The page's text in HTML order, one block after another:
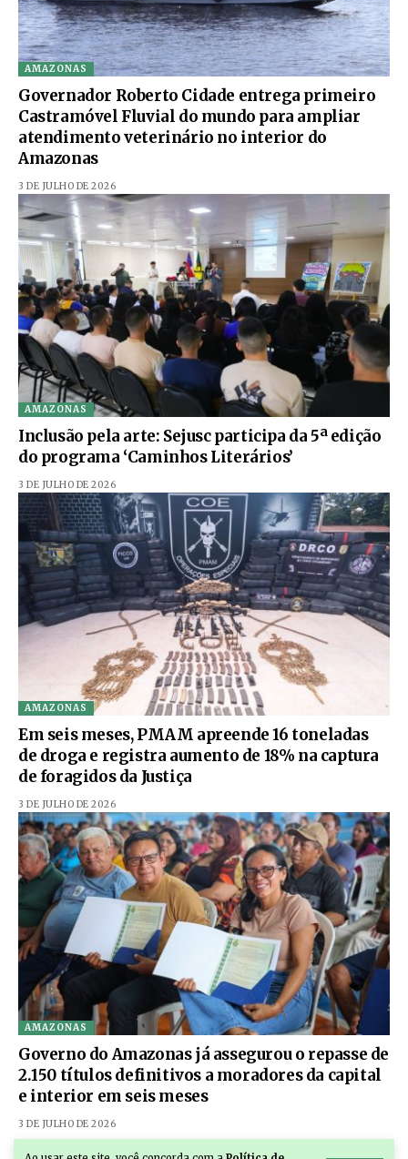
AMAZONAS
Governador Roberto Cidade entrega primeiro
Castramóvel Fluvial do mundo para ampliar
atendimento veterinário no interior do
Amazonas
3 DE JULHO DE 2026
AMAZONAS
Inclusão pela arte: Sejusc participa da 5ª edição
do programa ‘Caminhos Literários’
3 DE JULHO DE 2026
AMAZONAS
Em seis meses, PMAM apreende 16 toneladas
de droga e registra aumento de 18% na captura
de foragidos da Justiça
3 DE JULHO DE 2026
AMAZONAS
Governo do Amazonas já assegurou o repasse de
2.150 títulos definitivos a moradores da capital
e interior em seis meses
3 DE JULHO DE 2026